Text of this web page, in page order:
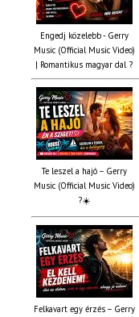
Engedj közelebb - Gerry
Music (Official Music Video)
| Romantikus magyar dal ?
Te leszel a hajó – Gerry
Music (Official Music Video)
?☀️
Felkavart egy érzés – Gerry